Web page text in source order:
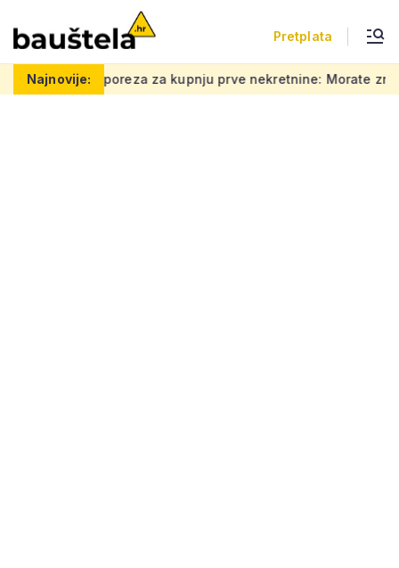
Pretplata
Najnovije:
prve nekretnine: Morate znati ovih 5 stvari, bez njih ništa